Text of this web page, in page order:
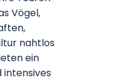
Vögel,
nahtlos
ein
intensives